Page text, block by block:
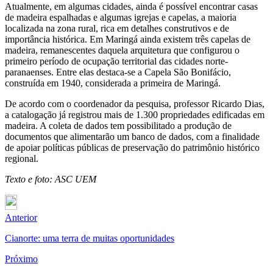
Atualmente, em algumas cidades, ainda é possível encontrar casas
de madeira espalhadas e algumas igrejas e capelas, a maioria
localizada na zona rural, rica em detalhes construtivos e de
importância histórica. Em Maringá ainda existem três capelas de
madeira, remanescentes daquela arquitetura que configurou o
primeiro período de ocupação territorial das cidades norte-
paranaenses. Entre elas destaca-se a Capela São Bonifácio,
construída em 1940, considerada a primeira de Maringá.
De acordo com o coordenador da pesquisa, professor Ricardo Dias,
a catalogação já registrou mais de 1.300 propriedades edificadas em
madeira. A coleta de dados tem possibilitado a produção de
documentos que alimentarão um banco de dados, com a finalidade
de apoiar políticas públicas de preservação do patrimônio histórico
regional.
Texto e foto: ASC UEM
Anterior
Cianorte: uma terra de muitas oportunidades
Próximo